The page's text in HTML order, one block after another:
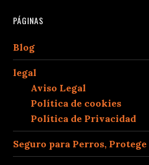
PÁGINAS
Blog
legal
Aviso Legal
Política de cookies
Política de Privacidad
Seguro para Perros,